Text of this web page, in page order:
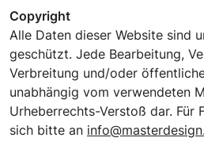
Copyright
Alle Daten dieser Website sind
geschützt. Jede Bearbeitung,
Verbreitung und/oder
unabhängig vom verwendeten
Urheberrechts-Verstoß dar. Für
sich bitte an